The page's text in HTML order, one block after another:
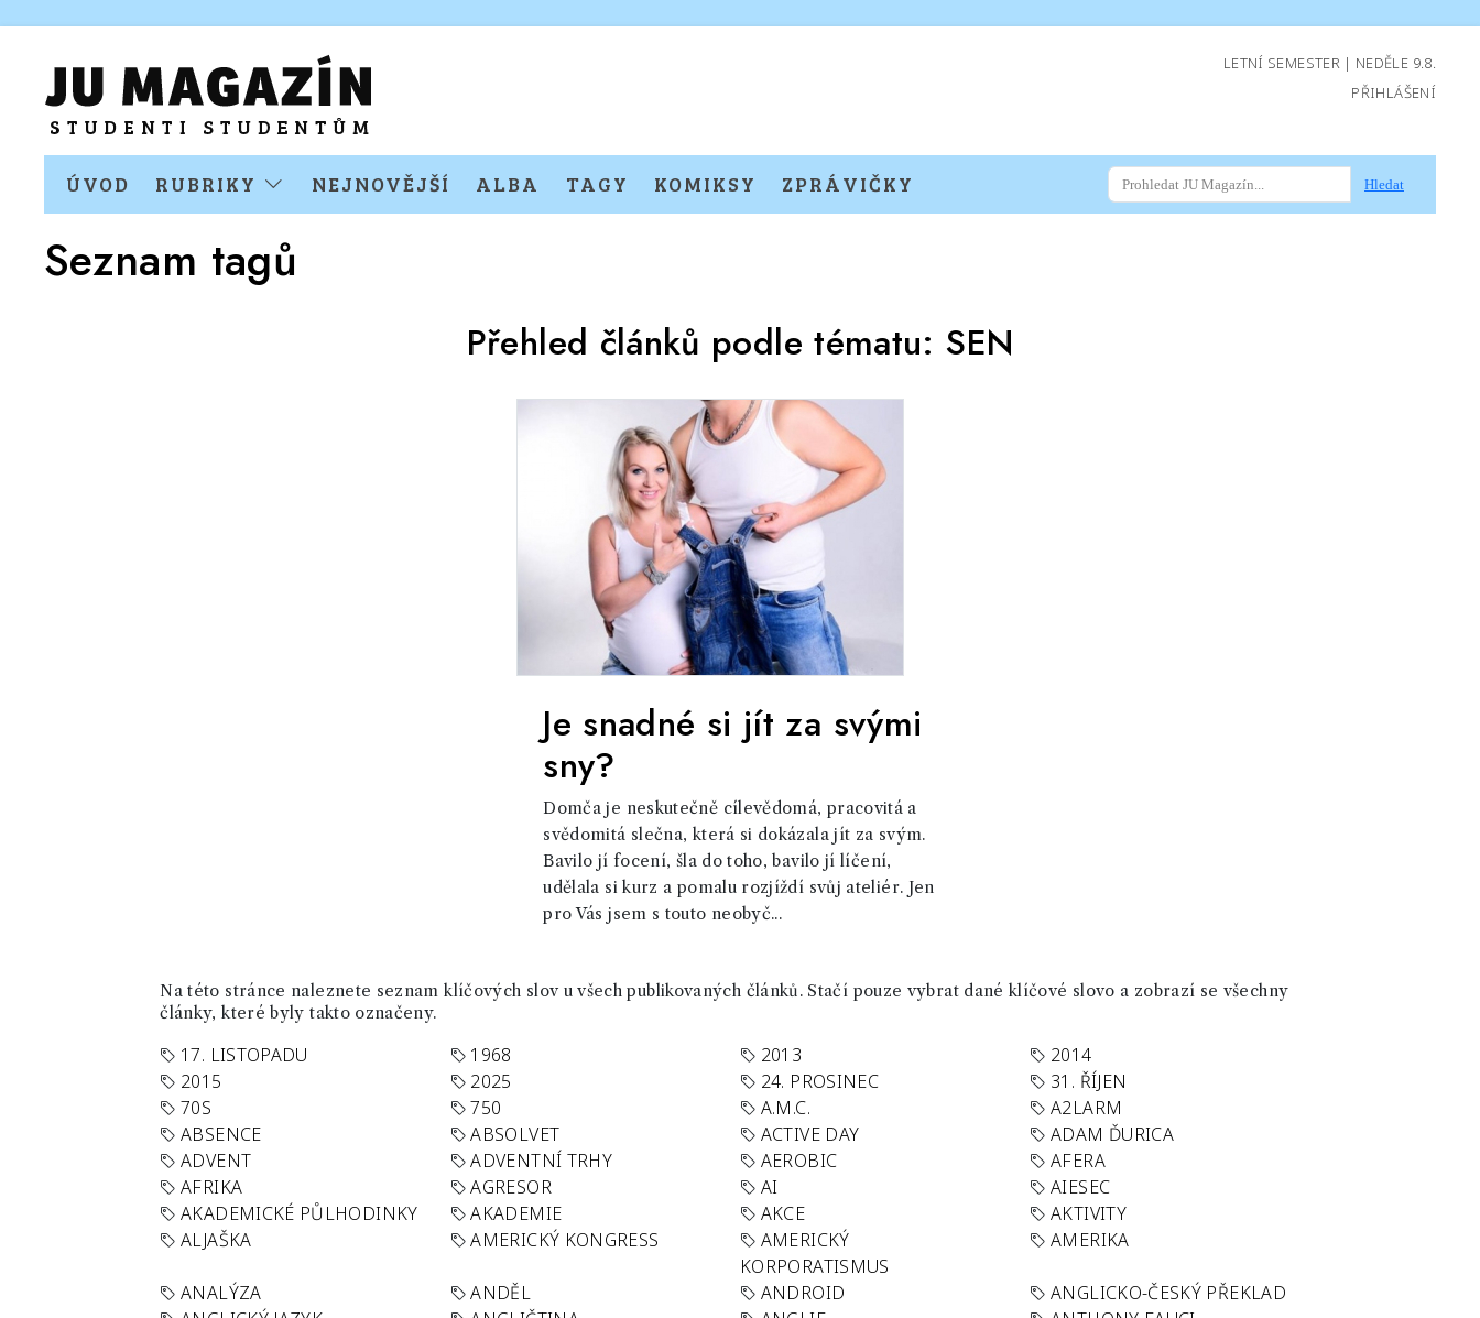
LETNÍ SEMESTER | NEDĚLE 9.8.
PŘIHLÁŠENÍ
ÚVOD RUBRIKY NEJNOVĚJŠÍ ALBA TAGY KOMIKSY ZPRÁVIČKY Hledat
Seznam tagů
Přehled článků podle tématu:SEN
Je snadné si jít za svými
sny?
Domča je neskutečně cílevědomá, pracovitá a
svědomitá slečna, která si dokázala jít za svým.
Bavilo jí focení, šla do toho, bavilo jí líčení,
udělala si kurz a pomalu rozjíždí svůj ateliér. Jen
pro Vás jsem s touto neobyč...
Na této stránce naleznete seznam klíčových slov u všech publikovaných článků. Stačí pouze vybrat dané klíčové slovo a zobrazí se všechny
články, které byly takto označeny.
17. LISTOPADU 1968 2013
2014
2015
2025 24. PROSINEC
31. ŘÍJEN
70S
750 A.M.C.
A2LARM
ABSENCE
ABSOLVET ACTIVE DAY
ADAM ĎURICA
ADVENT
ADVENTNÍ TRHY AEROBIC
AFERA
AFRIKA
AGRESOR AI
AIESEC
AKADEMICKÉ PŮLHODINKY
AKADEMIE AKCE
AKTIVITY
ALJAŠKA
AMERICKÝ KONGRESS
AMERICKÝ
KORPORATISMUS
AMERIKA
ANALÝZA ANDĚL ANDROID
ANGLICKO-ČESKÝ PŘEKLAD